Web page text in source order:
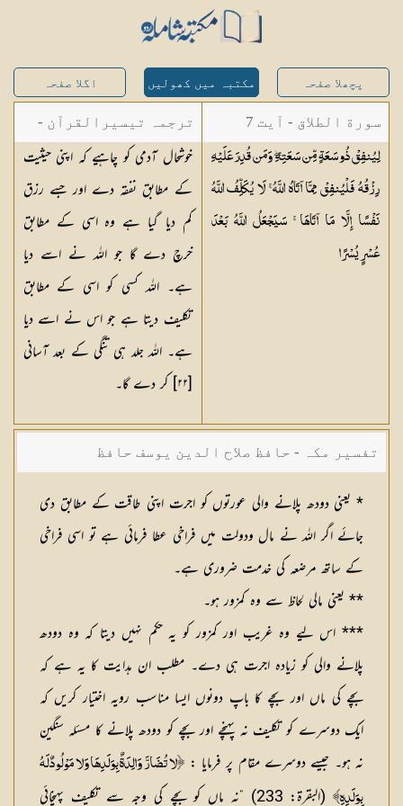
پچھلا صفحہ مکتبہ میں کھولیں اگلا صفحہ
سورة الطلاق - آیت 7
لِيُنفِقْ ذُو سَعَةٍ مِّن سَعَتِهِ ۖ وَمَن قُدِرَ عَلَيْهِ
رِزْقُهُ فَلْيُنفِقْ مِمَّا آتَاهُ اللَّهُ ۚ لَا يُكَلِّفُ اللَّهُ
نَفْسًا إِلَّا مَا آتَاهَا ۚ سَيَجْعَلُ اللَّهُ بَعْدَ
عُسْرٍ يُسْرًا
ترجمہ تیسیرالقرآن -
مولانا عبد الرحمن
کیلانی
خوشحال آدمی کو چاہیے کہ اپنی حیثیت
کے مطابق نفقہ دے اور جسے رزق
کم دیا گیا ہے وہ اسی کے مطابق
خرچ دے گا جو اللہ نے اسے دیا
ہے۔ اللہ کسی کو اسی کے مطابق
تکلیف دیتا ہے جو اس نے اسے دیا
ہے۔ اللہ جلد ہی تنگی کے بعد آسانی
[٢٢] کر دے گا۔
تفسیر مکہ - حافظ صلاح الدین یوسف حافظ
* یعنی دودھ پلانے والی عورتوں کو اجرت اپنی طاقت کے مطابق دی
جائے اگر اللہ نے مال ودولت میں فراخی عطا فرمائی ہے تو اسی فراخی
کے ساتھ مرضعہ کی خدمت ضروری ہے۔
** یعنی مالی لحاظ سے وہ کمزور ہو۔
*** اس لیے وہ غریب اور کمزور کو یہ حکم نہیں دیتا کہ وہ دودھ
پلانے والی کو زیادہ اجرت ہی دے۔ مطلب ان ہدایت کا یہ ہے کہ
بچے کی ماں اور بچے کا باپ دونوں ایسا مناسب رویہ اختیار کریں کہ
ایک دوسرے کو تکلیف نہ پہنچے اور بچے کو دودھ پلانے کا مسئلہ سنگین
نہ ہو۔ جیسے دوسرے مقام پر فرمایا : ﴿لا تُضَارَّ وَالِدَةٌ بِوَلَدِهَا وَلا مَوْلُودٌ لَهُ
بِوَلَدِهِ﴾ (البقرة: 233) ”نہ ماں کو بچے کی وجہ سے تکلیف پہنچائی